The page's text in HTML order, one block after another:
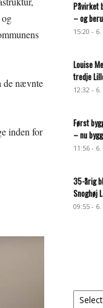
de nævnte
inden for
Påvirket
– og
15:20 -
Louise
tredje
12:32 -
Først
– nu
11:56 -
35-årig
Snoghøj
09:55 -